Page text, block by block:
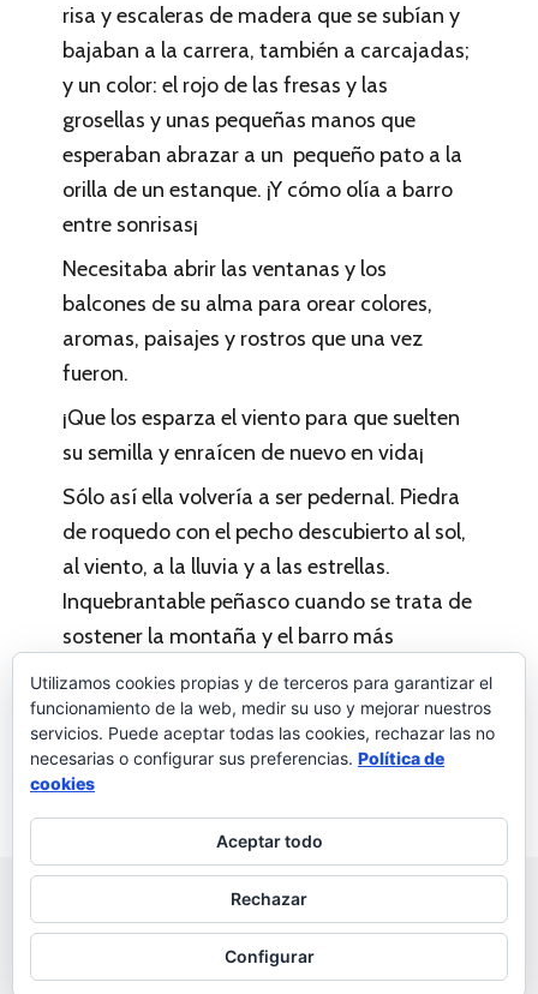
risa y escaleras de madera que se subían y
bajaban a la carrera, también a carcajadas;
y un color: el rojo de las fresas y las
grosellas y unas pequeñas manos que
esperaban abrazar a un pequeño pato a la
orilla de un estanque. ¡Y cómo olía a barro
entre sonrisas¡
Necesitaba abrir las ventanas y los
balcones de su alma para orear colores,
aromas, paisajes y rostros que una vez
fueron.
¡Que los esparza el viento para que suelten
su semilla y enraícen de nuevo en vida¡
Sólo así ella volvería a ser pedernal. Piedra
de roquedo con el pecho descubierto al sol,
al viento, a la lluvia y a las estrellas.
Inquebrantable peñasco cuando se trata de
sostener la montaña y el barro más
moldeable entre las manos del amor.
Palabras a la vida
© 2026 Palabras a la vidaRegala palabras a tus seres
queridos
Política de privacidad
Utilizamos cookies propias y de terceros para garantizar el
funcionamiento de la web, medir su uso y mejorar nuestros
servicios. Puede aceptar todas las cookies, rechazar las no
necesarias o configurar sus preferencias. Política de
cookies
Aceptar todo
Rechazar
Configurar